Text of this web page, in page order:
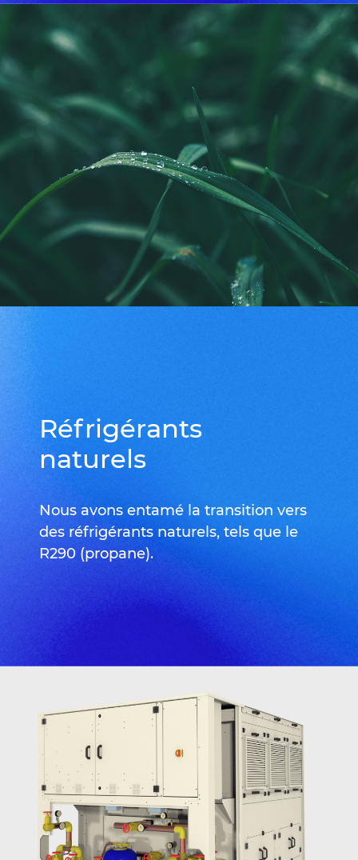
Réfrigérants
naturels
Nous avons entamé la transition vers
des réfrigérants naturels, tels que le
R290 (propane).